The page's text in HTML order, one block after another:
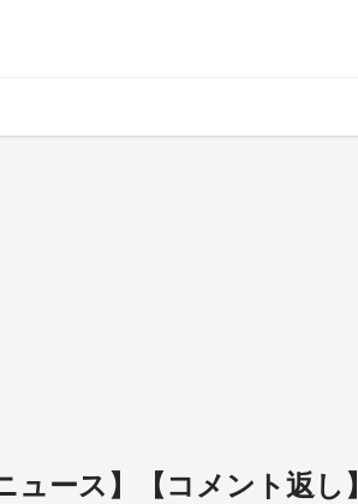
ース】【コメント返し】